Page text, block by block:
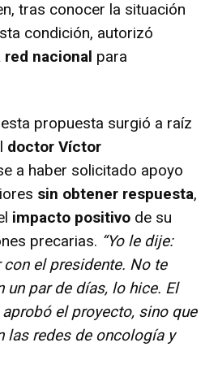
tras conocer la situación
condición, autorizó
nacional para
propuesta surgió a raíz
doctor Víctor
a haber solicitado apoyo
sin obtener respuesta,
impacto positivo de su
precarias. “Yo le dije:
con el presidente. No te
un par de días, lo hice. El
el proyecto, sino que
las redes de oncología y